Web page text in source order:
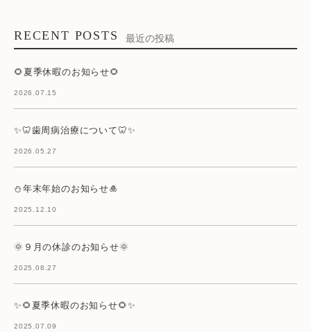
RECENT POSTS 最近の投稿
🌻夏季休暇のお知らせ🌻
2026.07.15
✨🦷歯周病治療について🦷✨
2026.05.27
⛄年末年始のお知らせ🎍
2025.12.10
🌞９月の休診のお知らせ🌞
2025.08.27
✨🌻夏季休暇のお知らせ🌻✨
2025.07.09